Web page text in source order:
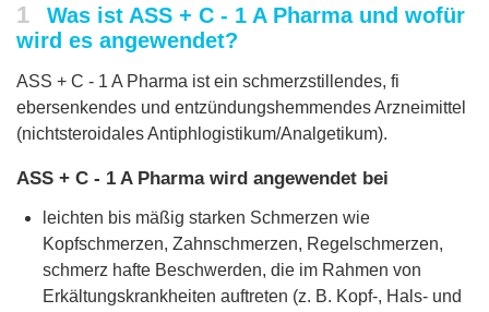
1
Was ist ASS + C - 1 A Pharma und wofür
wird es angewendet?
ASS + C - 1 A Pharma ist ein schmerzstillendes, fi
ebersenkendes und entzündungshemmendes Arzneimittel
(nichtsteroidales Antiphlogistikum/Analgetikum).
ASS + C - 1 A Pharma wird angewendet bei
leichten bis mäßig starken Schmerzen wie
Kopfschmerzen, Zahnschmerzen, Regelschmerzen,
schmerz hafte Beschwerden, die im Rahmen von
Erkältungskrankheiten auftreten (z. B. Kopf-, Hals- und